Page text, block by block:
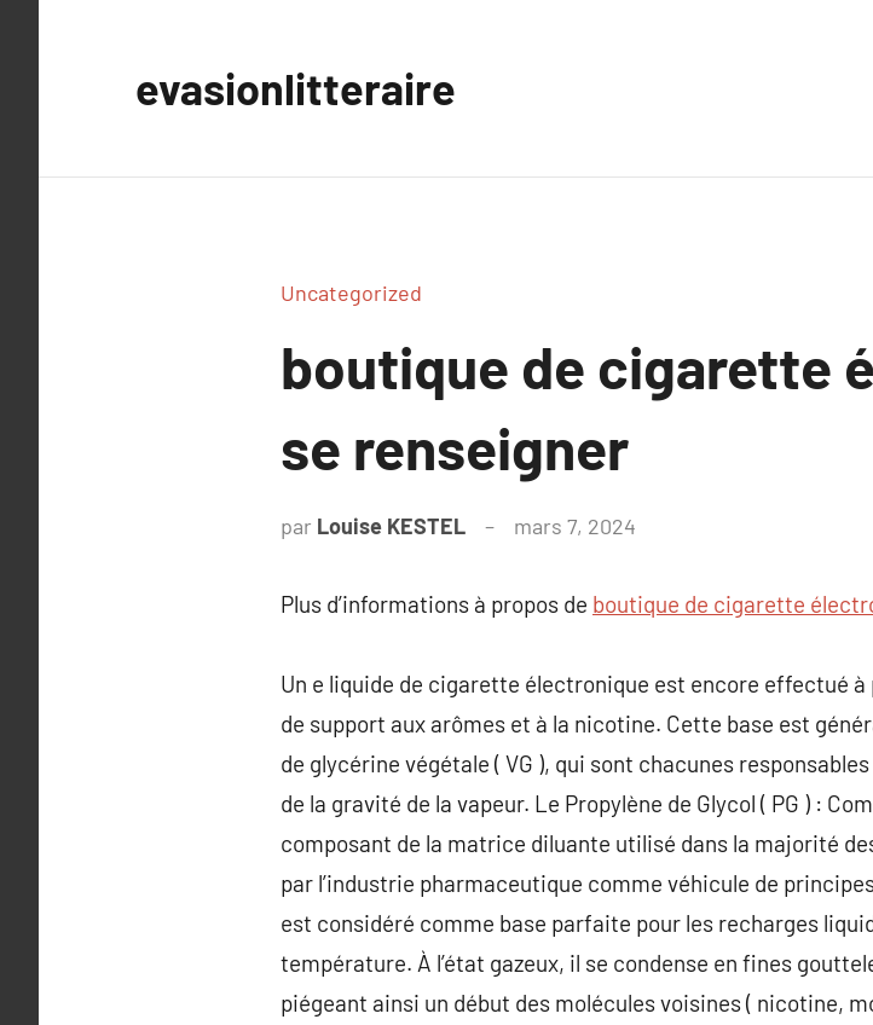
evasionlitteraire
Uncategorized
boutique de cigarette
se renseigner
par Louise KESTEL mars 7, 2024
Plus d’informations à propos de boutique de cigarette
Un e liquide de cigarette électronique est encore effectué
de support aux arômes et à la nicotine. Cette base est
de glycérine végétale ( VG ), qui sont chacunes
de la gravité de la vapeur. Le Propylène de Glycol ( PG ) :
composant de la matrice diluante utilisé dans la majorité
par l’industrie pharmaceutique comme véhicule de
est considéré comme base parfaite pour les recharges
température. À l’état gazeux, il se condense en fines
piégeant ainsi un début des molécules voisines ( nicotine,